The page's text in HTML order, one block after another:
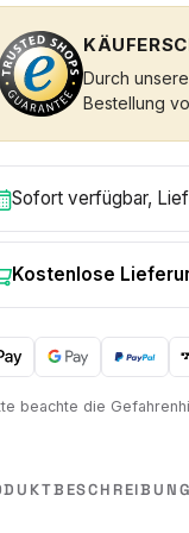
Durch
Bestellung
Sofort verfügbar,
Kostenlose
beachte die